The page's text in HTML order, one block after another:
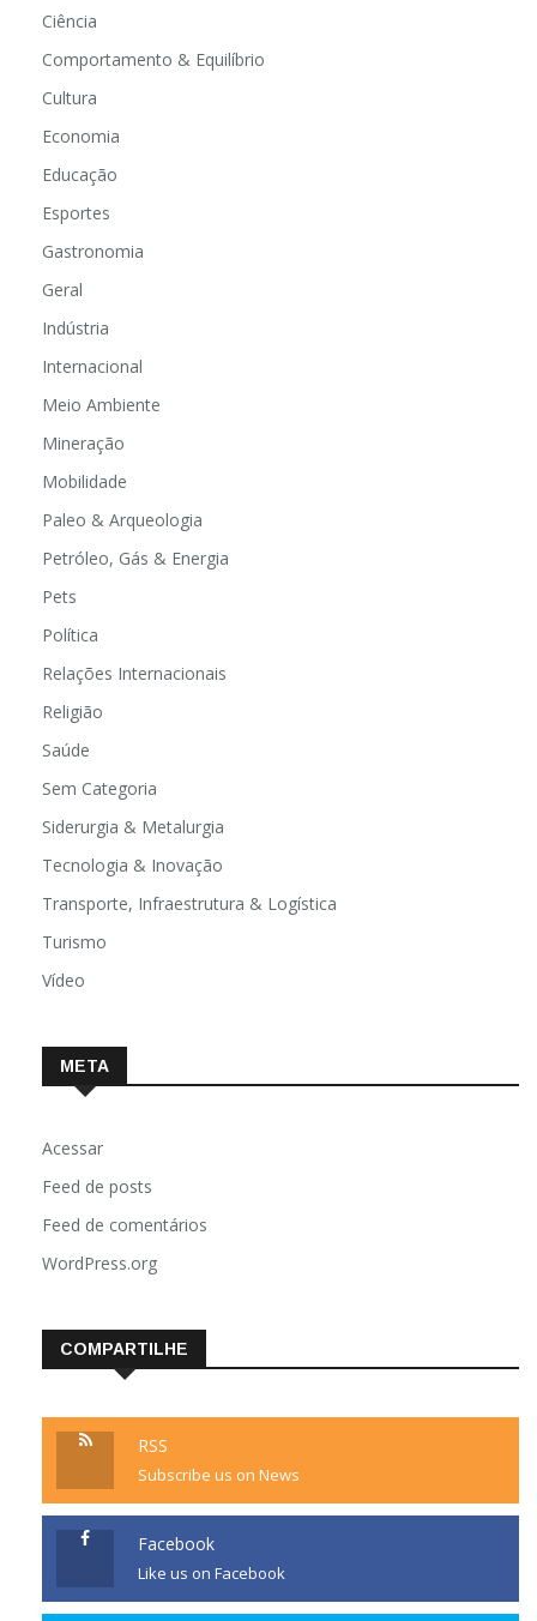
Ciência
Comportamento & Equilíbrio
Cultura
Economia
Educação
Esportes
Gastronomia
Geral
Indústria
Internacional
Meio Ambiente
Mineração
Mobilidade
Paleo & Arqueologia
Petróleo, Gás & Energia
Pets
Política
Relações Internacionais
Religião
Saúde
Sem Categoria
Siderurgia & Metalurgia
Tecnologia & Inovação
Transporte, Infraestrutura & Logística
Turismo
Vídeo
META
Acessar
Feed de posts
Feed de comentários
WordPress.org
COMPARTILHE
RSS
Subscribe us on News
Facebook
Like us on Facebook